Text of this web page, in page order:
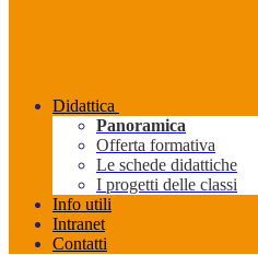
Didattica
Panoramica
Offerta formativa
Le schede didattiche
I progetti delle classi
Info utili
Intranet
Contatti